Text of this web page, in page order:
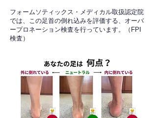
フォームソティックス・メディカル取扱認定院
では、この足首の倒れ込みを評価する、オーバ
ープロネーション検査を行っています。（FPI
検査）​